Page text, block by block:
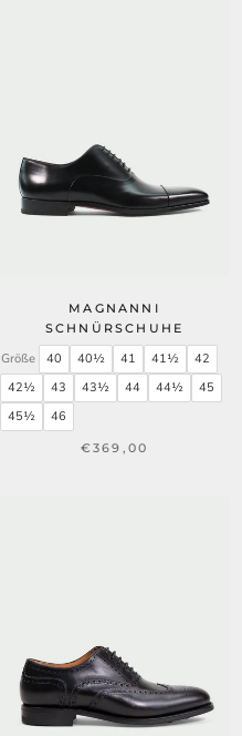
MAGNANNI
SCHNÜRSCHUHE
Größe 40 40½ 41 41½
42
42½
43 43½ 44 44½
45
45½
46
€369,00